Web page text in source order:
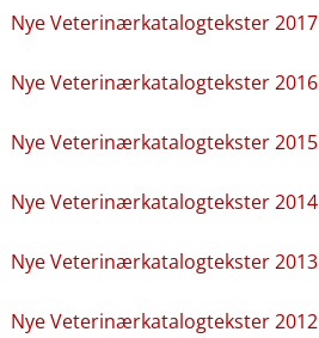
Nye Veterinærkatalogtekster 2017
Nye Veterinærkatalogtekster 2016
Nye Veterinærkatalogtekster 2015
Nye Veterinærkatalogtekster 2014
Nye Veterinærkatalogtekster 2013
Nye Veterinærkatalogtekster 2012